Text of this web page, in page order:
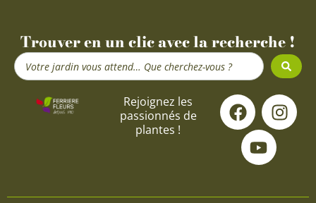
Trouver en un clic avec la recherche !
Search
...
Rejoignez les
passionnés de
plantes !
F
a
c
e
o
I
n
s
g
Y
o
u
t
u
b